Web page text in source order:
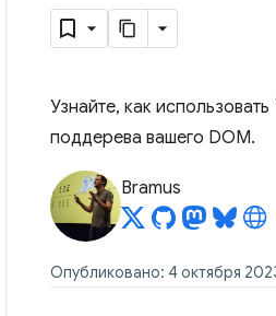
Узнайте, как
поддерева вашего DOM.
Bramus
Опубликовано: 4 октября